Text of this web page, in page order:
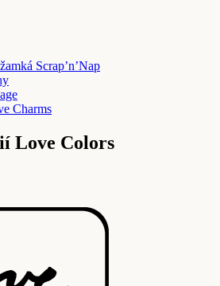
Scrap’n’Nap
Charms
Love Colors